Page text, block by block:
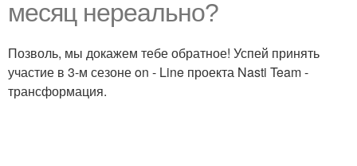
месяц нереально?
Позволь, мы докажем тебе обратное! Успей принять
участие в 3-м сезоне on - Line проекта Nasti Team -
трансформация.